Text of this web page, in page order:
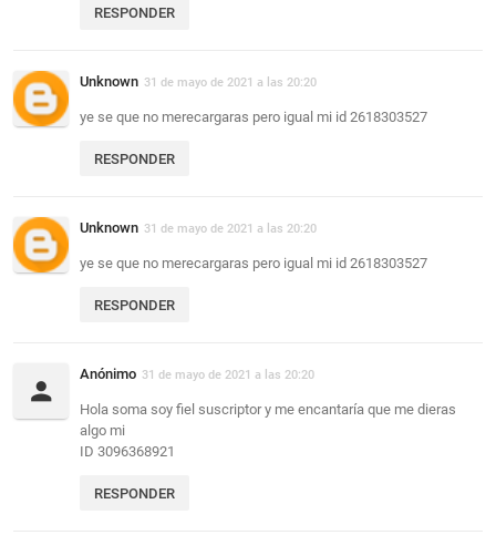
RESPONDER
Unknown 31 de mayo de 2021 a las 20:20
ye se que no merecargaras pero igual mi id 2618303527
RESPONDER
Unknown 31 de mayo de 2021 a las 20:20
ye se que no merecargaras pero igual mi id 2618303527
RESPONDER
Anónimo 31 de mayo de 2021 a las 20:20
Hola soma soy fiel suscriptor y me encantaría que me dieras
algo mi
ID 3096368921
RESPONDER